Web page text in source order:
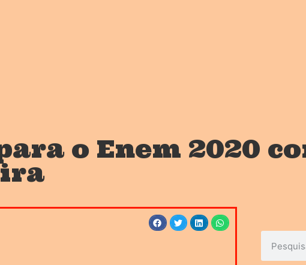
o Enem 2020